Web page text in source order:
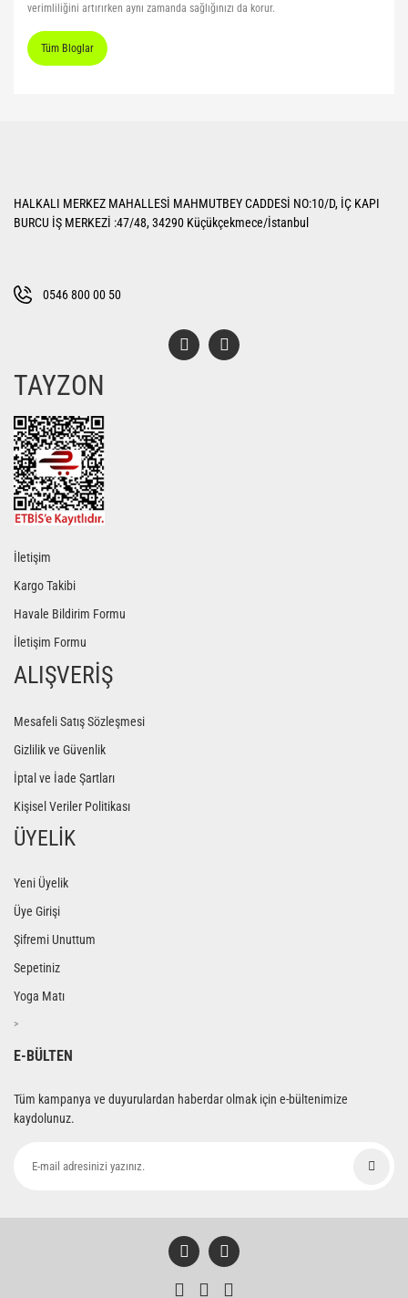
verimliliğini artırırken aynı zamanda sağlığınızı da korur.
Tüm Bloglar
HALKALI MERKEZ MAHALLESİ MAHMUTBEY CADDESİ NO:10/D, İÇ KAPI
BURCU İŞ MERKEZİ :47/48, 34290 Küçükçekmece/İstanbul
0546 800 00 50
TAYZON
İletişim
Kargo Takibi
Havale Bildirim Formu
İletişim Formu
ALIŞVERİŞ
Mesafeli Satış Sözleşmesi
Gizlilik ve Güvenlik
İptal ve İade Şartları
Kişisel Veriler Politikası
ÜYELİK
Yeni Üyelik
Üye Girişi
Şifremi Unuttum
Sepetiniz
Yoga Matı
>
E-BÜLTEN
Tüm kampanya ve duyurulardan haberdar olmak için e-bültenimize
kaydolunuz.